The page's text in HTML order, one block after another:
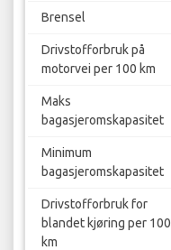
Brensel
Drivstofforbruk på
motorvei per 100 km
Maks
bagasjeromskapasitet
Minimum
bagasjeromskapasitet
Drivstofforbruk for
blandet kjøring per 100
km